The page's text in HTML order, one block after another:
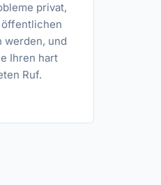
privat,
werden, und
Ihren hart
Ruf.